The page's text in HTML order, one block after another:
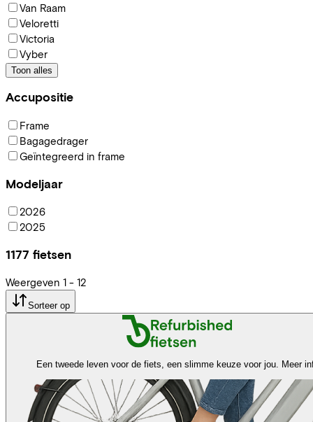
Van Raam
Veloretti
Victoria
Vyber
Toon alles
Accupositie
Frame
Bagagedrager
Geïntegreerd in frame
Modeljaar
2026
2025
1177 fietsen
Weergeven 1 - 12
Sorteer op
Een tweede leven voor de fiets, een slimme keuze voor jou. Meer